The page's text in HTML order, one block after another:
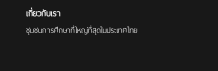
เกี่ยวกับเรา
ชุมชนการศึกษาที่ใหญ่ที่สุดในประเทศไทย